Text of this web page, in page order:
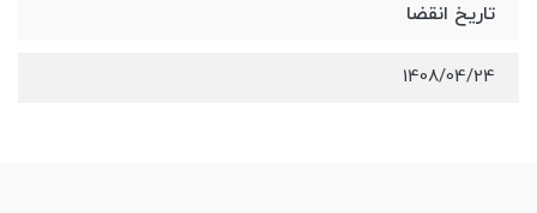
تاریخ انقضا
1408/04/24